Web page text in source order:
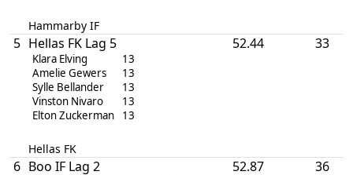
Hammarby IF
5 Hellas FK Lag 5
Klara Elving
13
Amelie Gewers
13
Sylle Bellander
13
Vinston Nivaro
13
Elton Zuckerman
13
Hellas FK
52.44 33
6 Boo IF Lag 2 52.87 36